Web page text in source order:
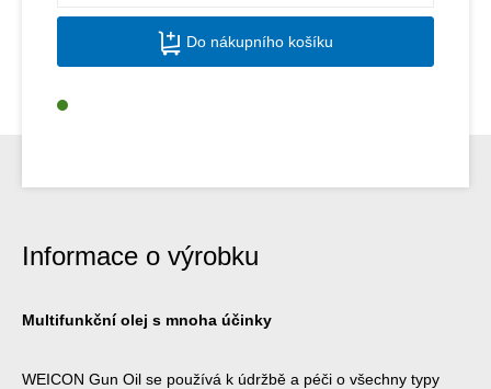
Do nákupního košíku
Informace o výrobku
Multifunkční olej s mnoha účinky
WEICON Gun Oil se používá k údržbě a péči o všechny typy